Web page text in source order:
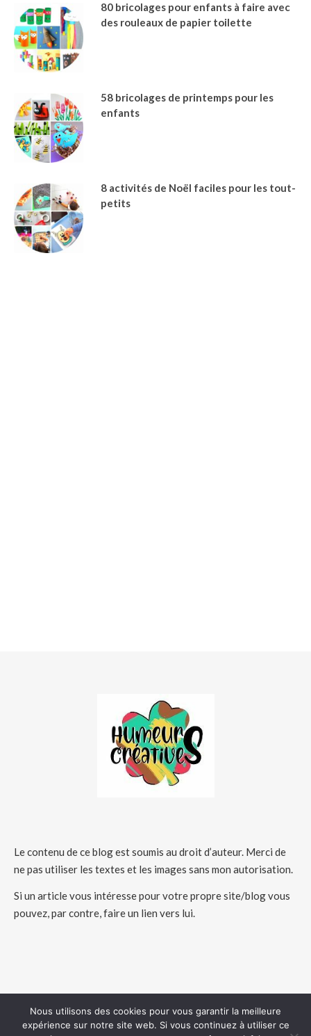
80 bricolages pour enfants à faire avec
des rouleaux de papier toilette
58 bricolages de printemps pour les
enfants
8 activités de Noël faciles pour les tout-
petits
Le contenu de ce blog est soumis au droit d’auteur. Merci de
ne pas utiliser les textes et les images sans mon autorisation.
Si un article vous intéresse pour votre propre site/blog vous
pouvez, par contre, faire un lien vers lui.
Nous utilisons des cookies pour vous garantir la meilleure
expérience sur notre site web. Si vous continuez à utiliser ce